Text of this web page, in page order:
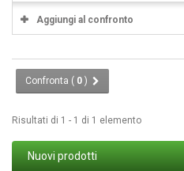
Aggiungi al confronto
Confronta ( 0 )
Risultati di 1 - 1 di 1 elemento
Nuovi prodotti